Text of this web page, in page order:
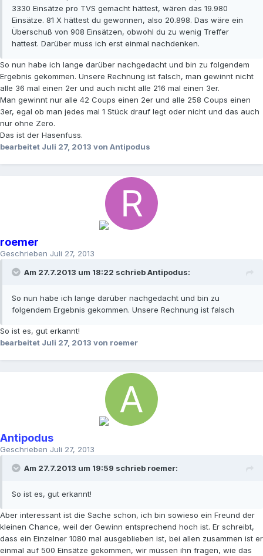
3330 Einsätze pro TVS gemacht hättest, wären das 19.980
Einsätze. 81 X hättest du gewonnen, also 20.898. Das wäre ein
Überschuß von 908 Einsätzen, obwohl du zu wenig Treffer
hattest. Darüber muss ich erst einmal nachdenken.
So nun habe ich lange darüber nachgedacht und bin zu folgendem
Ergebnis gekommen. Unsere Rechnung ist falsch, man gewinnt nicht
alle 36 mal einen 2er und auch nicht alle 216 mal einen 3er.
Man gewinnt nur alle 42 Coups einen 2er und alle 258 Coups einen
3er, egal ob man jedes mal 1 Stück drauf legt oder nicht und das auch
nur ohne Zero.
Das ist der Hasenfuss.
bearbeitet Juli 27, 2013 von Antipodus
roemer
Geschrieben Juli 27, 2013
Am 27.7.2013 um 18:22 schrieb Antipodus:
So nun habe ich lange darüber nachgedacht und bin zu
folgendem Ergebnis gekommen. Unsere Rechnung ist falsch
So ist es, gut erkannt!
bearbeitet Juli 27, 2013 von roemer
Antipodus
Geschrieben Juli 27, 2013
Am 27.7.2013 um 19:59 schrieb roemer:
So ist es, gut erkannt!
Aber interessant ist die Sache schon, ich bin sowieso ein Freund der
kleinen Chance, weil der Gewinn entsprechend hoch ist. Er schreibt,
dass ein Einzelner 1080 mal ausgeblieben ist, bei allen zusammen ist er
einmal auf 500 Einsätze gekommen, wir müssen ihn fragen, wie das